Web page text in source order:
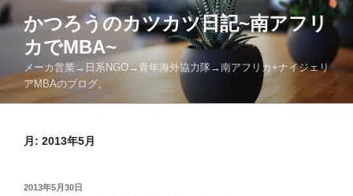
コ
ン
へ
かつろうのカツカツ日記~南アフリ
カでMBA~
メーカ営業→日系NGO→青年海外協力隊→南アフリカ+ナイジェリ
アMBAのブログ。
月: 2013年5月
投
2013年5月30日